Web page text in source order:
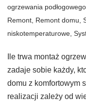
ogrzewania podłogowego
Remont Remont domu
niskotemperaturowe
Ile trwa montaż
zadaje sobie każdy,
domu z komfortowym
realizacji zależy od